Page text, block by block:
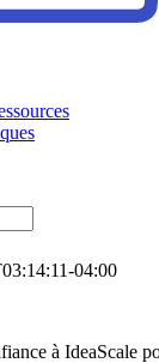
04:00
à IdeaScale